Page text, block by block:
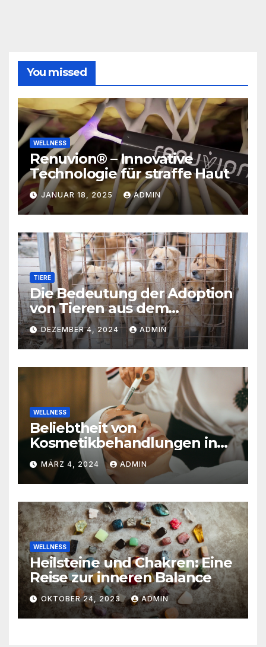
You missed
WELLNESS
Renuvion® – Innovative
Technologie für straffe Haut
JANUAR 18, 2025 ADMIN
TIERE
Die Bedeutung der Adoption
von Tieren aus dem
Tierschutz
DEZEMBER 4, 2024 ADMIN
WELLNESS
Beliebtheit von
Kosmetikbehandlungen in
der Schweiz
MÄRZ 4, 2024 ADMIN
WELLNESS
Heilsteine und Chakren: Eine
Reise zur inneren Balance
OKTOBER 24, 2023 ADMIN